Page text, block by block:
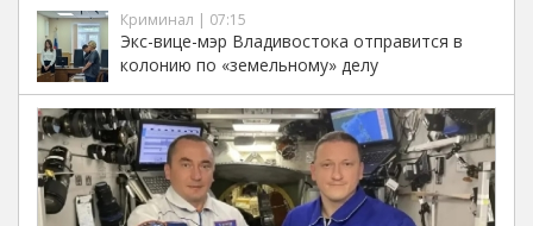
Криминал | 07:15
Экс-вице-мэр Владивостока отправится в
колонию по «земельному» делу